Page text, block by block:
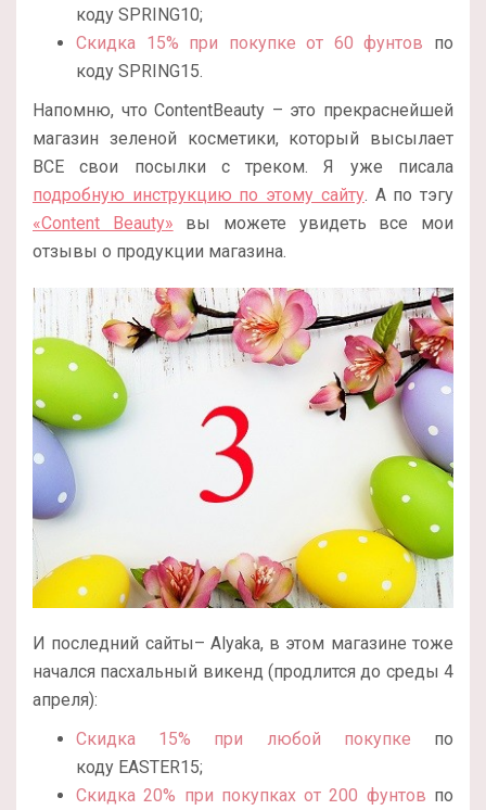
коду SPRING10;
Скидка 15% при покупке от 60 фунтов по
коду SPRING15.
Напомню, что ContentBeauty – это прекраснейшей
магазин зеленой косметики, который высылает
ВСЕ свои посылки с треком. Я уже писала
подробную инструкцию по этому сайту. А по тэгу
«Content Beauty» вы можете увидеть все мои
отзывы о продукции магазина.
И последний сайты– Alyaka, в этом магазине тоже
начался пасхальный викенд (продлится до среды 4
апреля):
Скидка 15% при любой покупке по
коду EASTER15;
Скидка 20% при покупках от 200 фунтов по